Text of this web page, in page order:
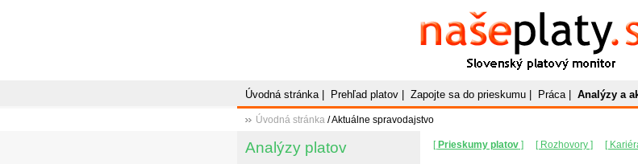
NašePlaty.sk
Slovenský platový monitor
Úvodná stránka| Prehľad platov Zapojte sa do prieskumu Práca| Analýzy a
Úvodná stránka / Aktuálne spravodajstvo
Analýzy platov [ Prieskumy platov] [ Rozhovory ] [